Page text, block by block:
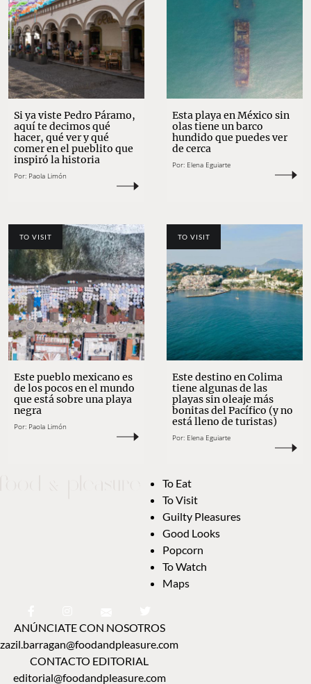
Si ya viste Pedro Páramo,
aquí te decimos qué
hacer, qué ver y qué
comer en el pueblito que
inspiró la historia
Por: Paola Limón
Esta playa en México sin
olas tiene un barco
hundido que puedes ver
de cerca
Por: Elena Eguiarte
TO VISIT
Este pueblo mexicano es
de los pocos en el mundo
que está sobre una playa
negra
Por: Paola Limón
TO VISIT
Este destino en Colima
tiene algunas de las
playas sin oleaje más
bonitas del Pacífico (y no
está lleno de turistas)
Por: Elena Eguiarte
To Eat
To Visit
Guilty Pleasures
Good Looks
Popcorn
To Watch
Maps
ANÚNCIATE CON NOSOTROS
zazil.barragan@foodandpleasure.com
CONTACTO EDITORIAL
editorial@foodandpleasure.com